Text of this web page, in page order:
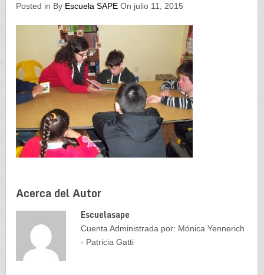
Posted in By Escuela SAPE On julio 11, 2015
Acerca del Autor
Escuelasape
Cuenta Administrada por: Mónica Yennerich
- Patricia Gatti